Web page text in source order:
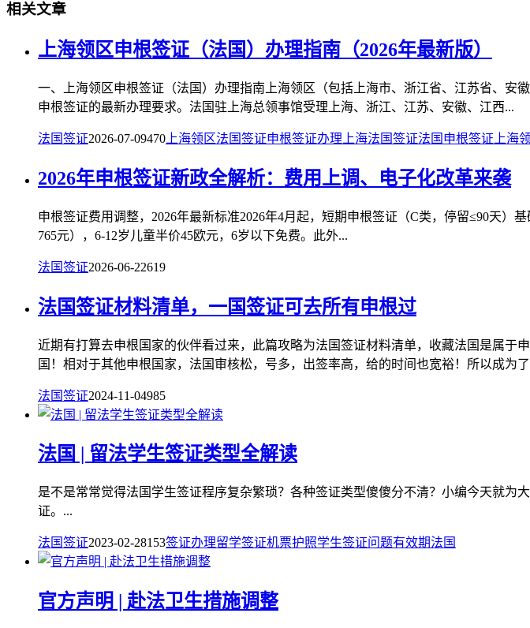
相关文章
上海领区申根签证（法国）办理指南（2026年最新版）
一、上海领区申根签证（法国）办理指南上海领区（包括上海市、浙江省、江苏省、安
申根签证的最新办理要求。法国驻上海总领事馆受理上海、浙江、江苏、安徽、江西...
法国签证2026-07-09470 上海领区法国签证申根签证办理 上海法国签证法国申根签证 上海
2026年申根签证新政全解析：费用上调、电子化改革来袭
申根签证费用调整，2026年最新标准2026年4月起，短期申根签证（C类，停留≤90天）
765元），6-12岁儿童半价45欧元，6岁以下免费。此外...
法国签证2026-06-22619
法国签证材料清单，一国签证可去所有申根过
近期有打算去申根国家的伙伴看过来，此篇攻略为法国签证材料清单，收藏法国是属于
国！相对于其他申根国家，法国审核松，号多，出签率高，给的时间也宽裕！所以成为
法国签证2024-11-04985
法国 | ​留法学生签证类型全解读
是不是常常觉得法国学生签证程序复杂繁琐？各种签证类型傻傻分不清？小编今天就为
证。...
法国签证2023-02-28153签证办理留学签证机票护照学生签证问题有效期法国
官方声明 | 赴法卫生措施调整